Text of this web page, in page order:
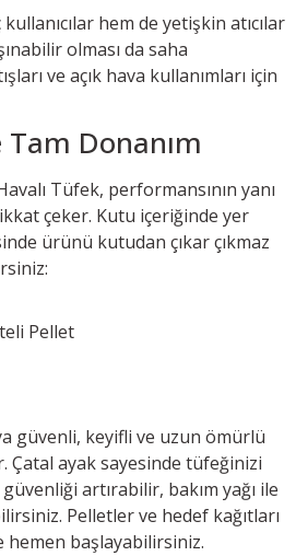
hem de yetişkin atıcılar
olması da saha
ve açık hava kullanımları için
Donanım
Tüfek, performansının yanı
çeker. Kutu içeriğinde yer
ürünü kutudan çıkar çıkmaz
Pellet
güvenli, keyifli ve uzun ömürlü
Çatal ayak sayesinde tüfeğinizi
artırabilir, bakım yağı ile
Pelletler ve hedef kağıtları
başlayabilirsiniz.